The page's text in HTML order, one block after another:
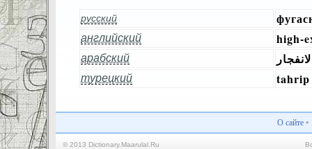
русский
английский high-
арабский
турецкий tahrip
О сайте•
© 2013 Dictionary.Maarulal.Ru